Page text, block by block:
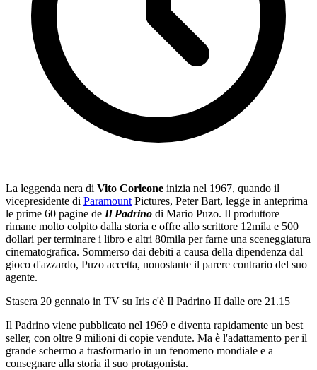
La leggenda nera di Vito Corleone inizia nel 1967, quando il
vicepresidente di Paramount Pictures, Peter Bart, legge in anteprima
le prime 60 pagine de Il Padrino di Mario Puzo. Il produttore
rimane molto colpito dalla storia e offre allo scrittore 12mila e 500
dollari per terminare i libro e altri 80mila per farne una sceneggiatura
cinematografica. Sommerso dai debiti a causa della dipendenza dal
gioco d'azzardo, Puzo accetta, nonostante il parere contrario del suo
agente.
Stasera 20 gennaio in TV su Iris c'è Il Padrino II dalle ore 21.15
Il Padrino viene pubblicato nel 1969 e diventa rapidamente un best
seller, con oltre 9 milioni di copie vendute. Ma è l'adattamento per il
grande schermo a trasformarlo in un fenomeno mondiale e a
consegnare alla storia il suo protagonista.